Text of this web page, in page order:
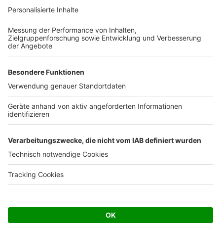
Ihre Baufirma auf bauen.de
Kostenloses Infogespräch
Facebook
Twitter